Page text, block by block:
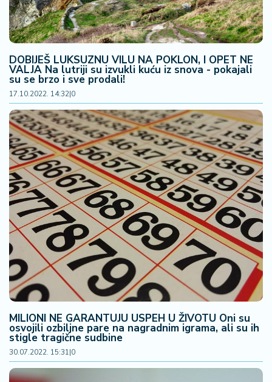
DOBIJEŠ LUKSUZNU VILU NA POKLON, I OPET NE
VALJA Na lutriji su izvukli kuću iz snova - pokajali
su se brzo i sve prodali!
17.10.2022. 14:32|0
MILIONI NE GARANTUJU USPEH U ŽIVOTU Oni su
osvojili ozbiljne pare na nagradnim igrama, ali su ih
stigle tragične sudbine
30.07.2022. 15:31|0